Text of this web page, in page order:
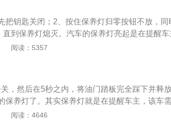
大扭矩是200牛米，其驱动方式是前置前驱，前
后悬架使用了扭力梁式非独立悬架。
把钥匙关闭；2、按住保养灯归零按钮不放，同
到保养灯熄灭。汽车的保养灯亮起是在提醒车
期对汽车相关部分进行检查、清洁、补给、润
4675mm、1814mm、1460mm，轴距为2686m
载1.4TSI、1.8TSI两款涡轮增压发动机与1.6L和
采用5挡手动、6挡自动以及7挡DSG变速箱。
阅读：5357
，然后在5秒之内，将油门踏板完全踩下并释放
保养灯了。其实保养灯就是在提醒车主，该车需
闭保养灯，一般去4S店保养之后，技师会将保
阅读：4646